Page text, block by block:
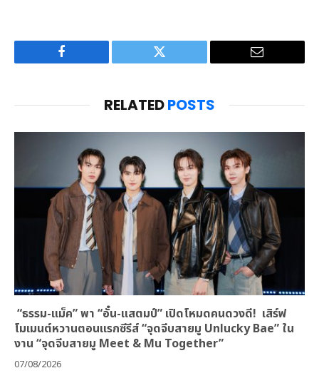
Facebook Twitter Email
RELATEDPOSTS
“ธรรม-แม็ค” พา “อั๋น-แสตมป์” เปิดโหมดคนดวงดี! เสิร์ฟ
โมเมนต์หวานตอนแรกซีรีส์ “จุดจีบสายมู Unlucky Bae” ใน
งาน “จุดจีบสายมู Meet & Mu Together”
07/08/2026